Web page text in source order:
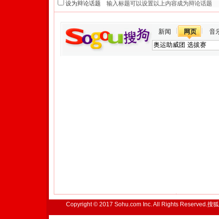
设为辩论话题
新闻 网页 音
Copyright © 2017 Sohu.com Inc. All Rights Reserved.搜